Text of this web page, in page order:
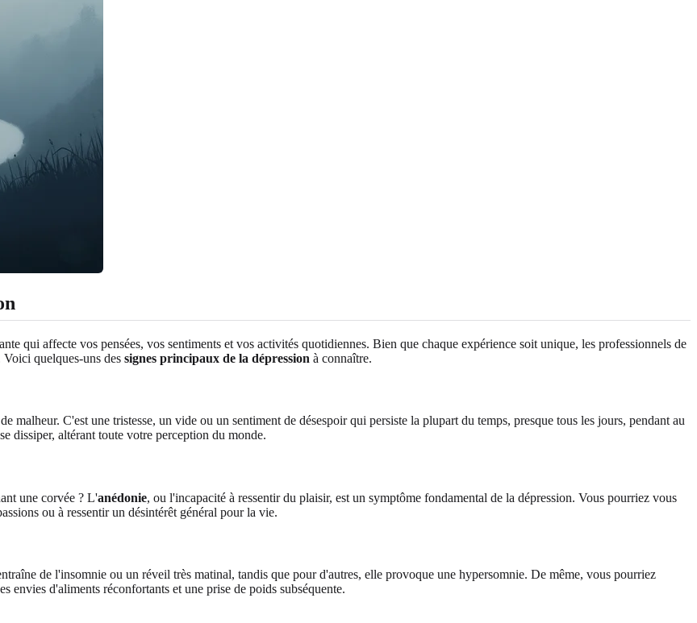
qui affecte vos pensées, vos sentiments et vos activités quotidiennes. Bien que chaque expérience soit unique, les professionnels de
Voici quelques-uns des signes principaux de la dépression à connaître.
malheur. C'est une tristesse, un vide ou un sentiment de désespoir qui persiste la plupart du temps, presque tous les jours, pendant au
dissiper, altérant toute votre perception du monde.
une corvée ? L'anédonie, ou l'incapacité à ressentir du plaisir, est un symptôme fondamental de la dépression. Vous pourriez vous
ou à ressentir un désintérêt général pour la vie.
de l'insomnie ou un réveil très matinal, tandis que pour d'autres, elle provoque une hypersomnie. De même, vous pourriez
envies d'aliments réconfortants et une prise de poids subséquente.